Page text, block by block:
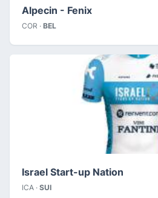
Alpecin - Fenix
COR · BEL
Israel Start-up Nation
ICA · SUI